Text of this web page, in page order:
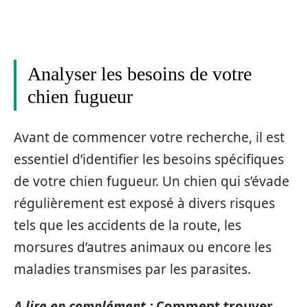
Analyser les besoins de votre
chien fugueur
Avant de commencer votre recherche, il est
essentiel d’identifier les besoins spécifiques
de votre chien fugueur. Un chien qui s’évade
régulièrement est exposé à divers risques
tels que les accidents de la route, les
morsures d’autres animaux ou encore les
maladies transmises par les parasites.